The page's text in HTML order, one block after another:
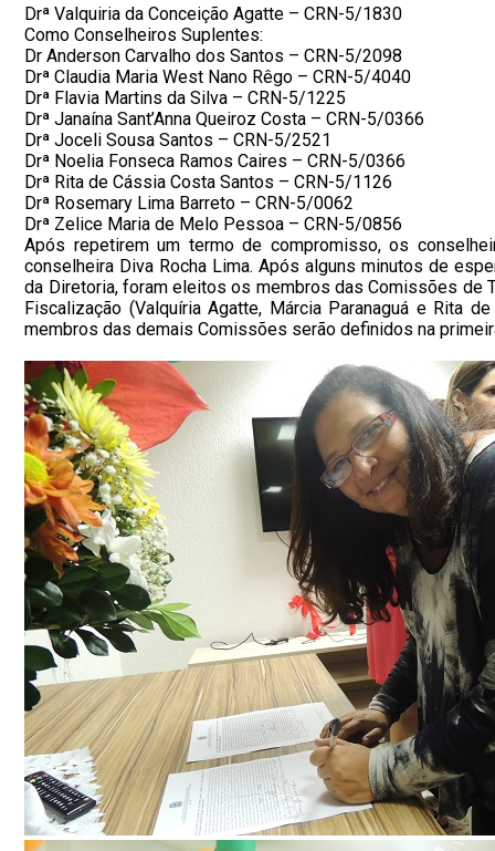
Drª Valquiria da Conceição Agatte – CRN-5/1830
Como Conselheiros Suplentes:
Dr Anderson Carvalho dos Santos – CRN-5/2098
Drª Claudia Maria West Nano Rêgo – CRN-5/4040
Drª Flavia Martins da Silva – CRN-5/1225
Drª Janaína Sant’Anna Queiroz Costa – CRN-5/0366
Drª Joceli Sousa Santos – CRN-5/2521
Drª Noelia Fonseca Ramos Caires – CRN-5/0366
Drª Rita de Cássia Costa Santos – CRN-5/1126
Drª Rosemary Lima Barreto – CRN-5/0062
Drª Zelice Maria de Melo Pessoa – CRN-5/0856
Após repetirem um termo de compromisso, os
conselheira Diva Rocha Lima. Após alguns minutos de
da Diretoria, foram eleitos os membros das Comissões de
Fiscalização (Valquíria Agatte, Márcia Paranaguá e Rita
membros das demais Comissões serão definidos na